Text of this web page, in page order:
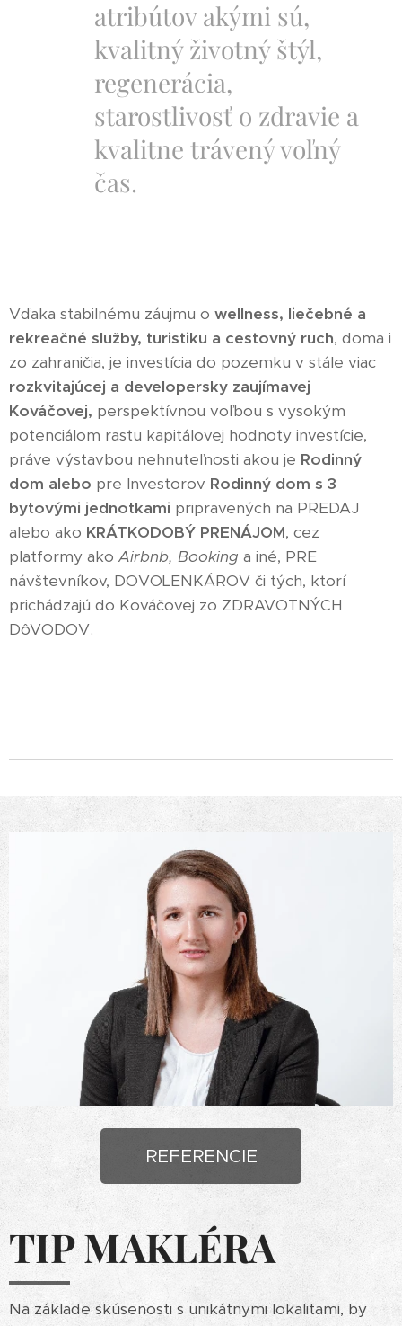
atribútov akými sú,
kvalitný životný štýl,
regenerácia,
starostlivosť o zdravie a
kvalitne trávený voľný
čas.
Vďaka stabilnému záujmu o wellness, liečebné a
rekreačné služby, turistiku a cestovný ruch, doma i
zo zahraničia, je investícia do pozemku v stále viac
rozkvitajúcej a developersky zaujímavej
Kováčovej, perspektívnou voľbou s vysokým
potenciálom rastu kapitálovej hodnoty investície,
práve výstavbou nehnuteľnosti akou je Rodinný
dom alebo pre Investorov Rodinný dom s 3
bytovými jednotkami pripravených na PREDAJ
alebo ako KRÁTKODOBÝ PRENÁJOM, cez
platformy ako Airbnb, Booking a iné, PRE
návštevníkov, DOVOLENKÁROV či tých, ktorí
prichádzajú do Kováčovej zo ZDRAVOTNÝCH
DôVODOV.
REFERENCIE
TIP MAKLÉRA
Na základe skúsenosti s unikátnymi lokalitami, by